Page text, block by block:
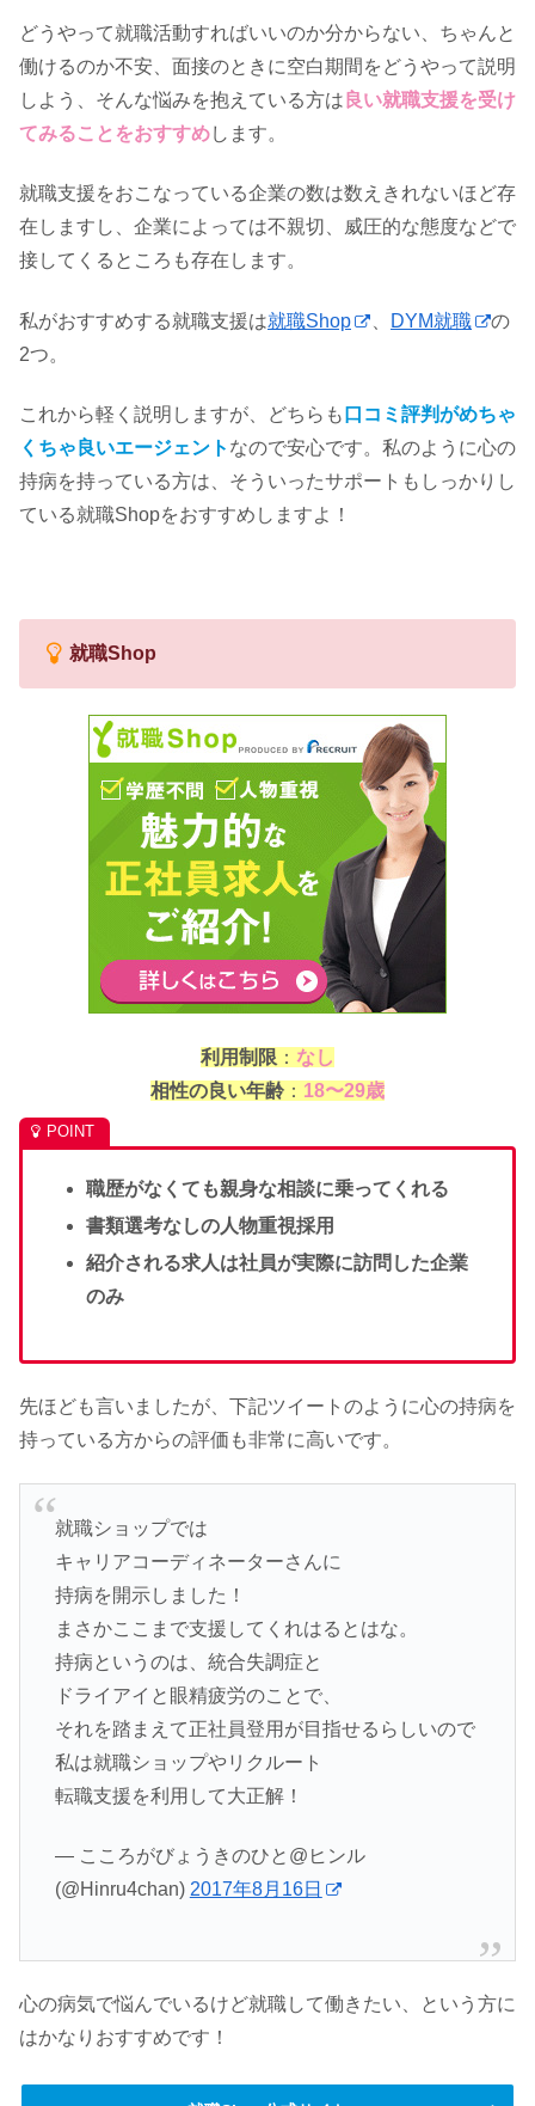
どうやって就職活動すればいいのか分からない、ちゃんと
働けるのか不安、面接のときに空白期間をどうやって説明
しよう、そんな悩みを抱えている方は 良い就職支援を受け
てみることをおすすめします。
就職支援をおこなっている企業の数は数えきれないほど存
在しますし、企業によっては不親切、威圧的な態度などで
接してくるところも存在します。
私がおすすめする就職支援は就職Shop DYM就職
の
2つ。
これから軽く説明しますが、どちらも 口コミ評判がめちゃ
くちゃ良いエージェント なので安心です。私のように心の
持病を持っている方は、そういったサポートもしっかりし
ている就職Shopをおすすめしますよ！
就職Shop
利用制限 ： なし
相性の良い年齢 ： 18〜29歳
職歴がなくても親身な相談に乗ってくれる
書類選考なしの人物重視採用
紹介される求人は社員が実際に訪問した企業
のみ
先ほども言いましたが、下記ツイートのように心の持病を
持っている方からの評価も非常に高いです。
就職ショップでは
キャリアコーディネーターさんに
持病を開示しました！
まさかここまで支援してくれはるとはな。
持病というのは、統合失調症と
ドライアイと眼精疲労のことで、
それを踏まえて正社員登用が目指せるらしいので
私は就職ショップやリクルート
転職支援を利用して大正解！
— こころがびょうきのひと@ヒンル
(@Hinru4chan) 2017年8月16日
心の病気で悩んでいるけど就職して働きたい、という方に
はかなりおすすめです！